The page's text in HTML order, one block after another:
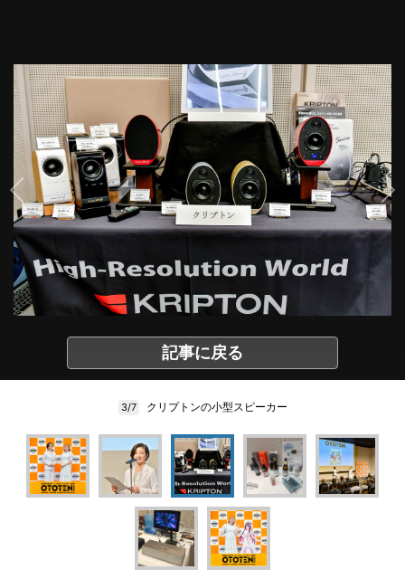
記事に戻る
3/7 クリプトンの小型スピーカー